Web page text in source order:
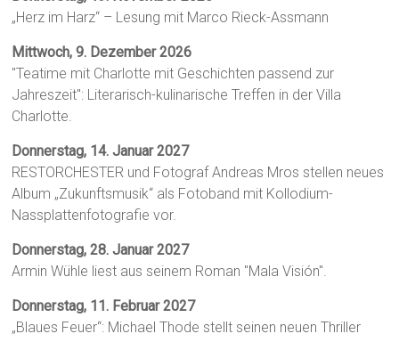
„Herz im Harz“ – Lesung mit Marco Rieck-Assmann
Mittwoch, 9. Dezember 2026
"Teatime mit Charlotte mit Geschichten passend zur
Jahreszeit": Literarisch-kulinarische Treffen in der Villa
Charlotte.
Donnerstag, 14. Januar 2027
RESTORCHESTER und Fotograf Andreas Mros stellen neues
Album „Zukunftsmusik“ als Fotoband mit Kollodium-
Nassplattenfotografie vor.
Donnerstag, 28. Januar 2027
Armin Wühle liest aus seinem Roman "Mala Visión".
Donnerstag, 11. Februar 2027
„Blaues Feuer“: Michael Thode stellt seinen neuen Thriller